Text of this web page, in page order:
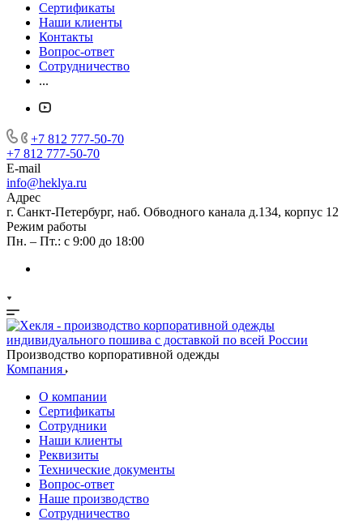
Сертификаты
Наши клиенты
Контакты
Вопрос-ответ
Сотрудничество
...
+7 812 777-50-70
+7 812 777-50-70
E-mail
info@heklya.ru
Адрес
г. Санкт-Петербург, наб. Обводного канала д.134, корпус 12
Режим работы
Пн. – Пт.: с 9:00 до 18:00
Производство корпоративной одежды
Компания
О компании
Сертификаты
Сотрудники
Наши клиенты
Реквизиты
Технические документы
Вопрос-ответ
Наше производство
Сотрудничество